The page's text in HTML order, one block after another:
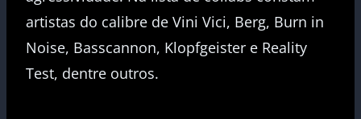
artistas do calibre de Vini Vici, Berg, Burn in
Noise, Basscannon, Klopfgeister e Reality
Test, dentre outros.